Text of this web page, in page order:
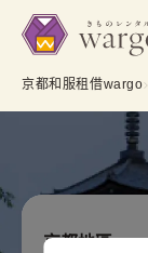
京都和服租借wargo
京都地區